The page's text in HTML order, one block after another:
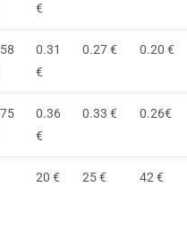
€
0.31
€
0.27 € 0.20 €
0.36
€
0.33 € 0.26€
20 € 25 € 42 €